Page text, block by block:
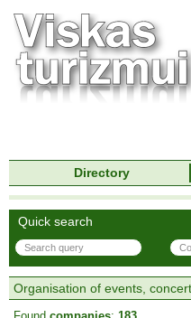
Directory
Quick search
Organisation of events,